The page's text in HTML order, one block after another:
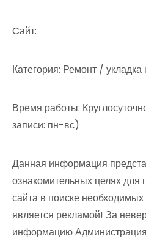
Cайт:
Категория: Ремонт /
Время работы:
записи: пн-вс)
Данная информация
ознакомительных целях для
сайта в поиске
является рекламой! За
информацию Администрация